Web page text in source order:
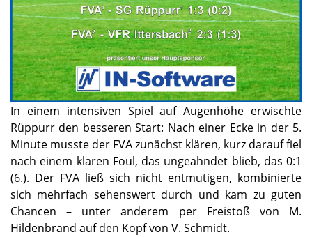
In einem intensiven Spiel auf Augenhöhe erwischte
Rüppurr den besseren Start: Nach einer Ecke in der 5.
Minute musste der FVA zunächst klären, kurz darauf fiel
nach einem klaren Foul, das ungeahndet blieb, das 0:1
(6.). Der FVA ließ sich nicht entmutigen, kombinierte
sich mehrfach sehenswert durch und kam zu guten
Chancen – unter anderem per Freistoß von M.
Hildenbrand auf den Kopf von V. Schmidt.